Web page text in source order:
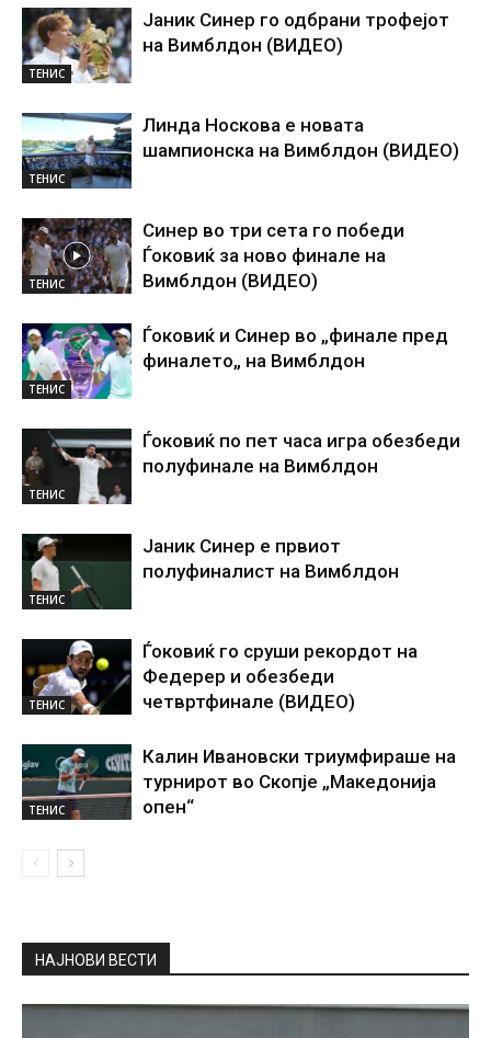
ТЕНИС
Јаник Синер го одбрани трофејот
на Вимблдон (ВИДЕО)
ТЕНИС
Линда Носкова е новата
шампионска на Вимблдон (ВИДЕО)
ТЕНИС
Синер во три сета го победи
Ѓоковиќ за ново финале на
Вимблдон (ВИДЕО)
ТЕНИС
Ѓоковиќ и Синер во „финале пред
финалето„ на Вимблдон
ТЕНИС
Ѓоковиќ по пет часа игра обезбеди
полуфинале на Вимблдон
ТЕНИС
Јаник Синер е првиот
полуфиналист на Вимблдон
ТЕНИС
Ѓоковиќ го сруши рекордот на
Федерер и обезбеди
четвртфинале (ВИДЕО)
ТЕНИС
Калин Ивановски триумфираше на
турнирот во Скопје „Македонија
опен“
НАЈНОВИ ВЕСТИ